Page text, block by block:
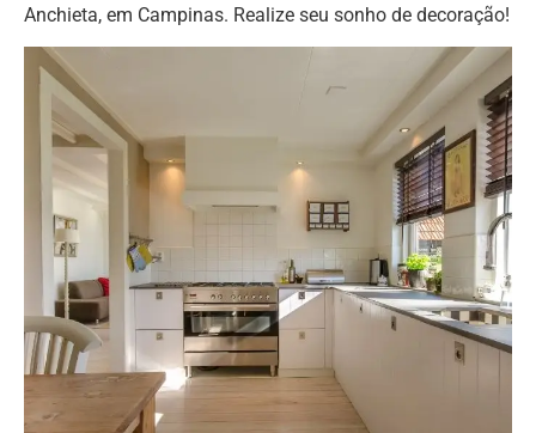
Anchieta, em Campinas. Realize seu sonho de decoração!